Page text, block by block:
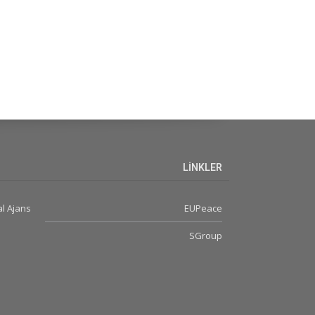
LİNKLER
EUPeace
SGroup
Ajans